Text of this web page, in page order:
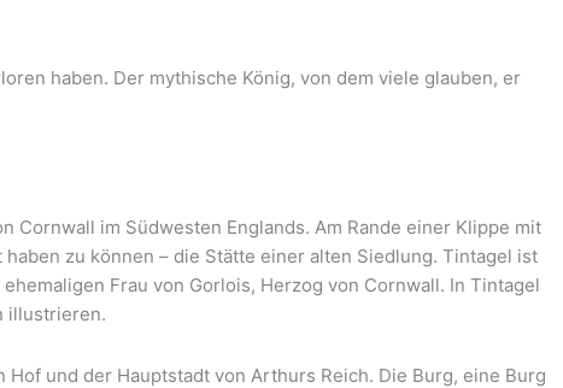
haben. Der mythische König, von dem viele glauben, er
im Südwesten Englands. Am Rande einer Klippe mit
zu können – die Stätte einer alten Siedlung. Tintagel ist
Frau von Gorlois, Herzog von Cornwall. In Tintagel
illustrieren.
und der Hauptstadt von Arthurs Reich. Die Burg, eine Burg